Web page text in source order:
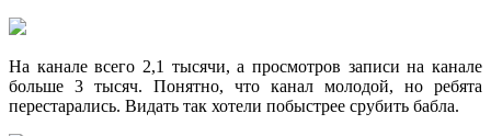
На канале всего 2,1 тысячи, а просмотров записи на канале
больше 3 тысяч. Понятно, что канал молодой, но ребята
перестарались. Видать так хотели побыстрее срубить бабла.